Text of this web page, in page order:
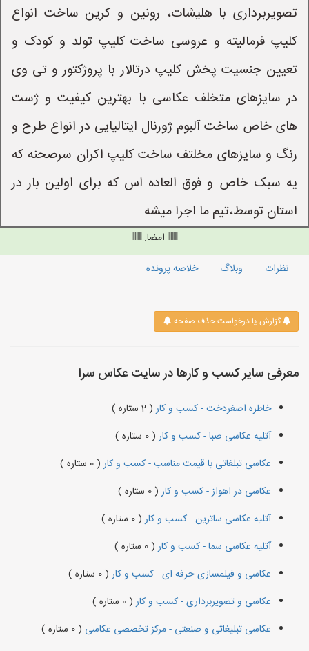
تصویربرداری با هلیشات، رونین و کرین ساخت انواع
کلیپ فرمالیته و عروسی ساخت کلیپ تولد و کودک و
تعیین جنسیت پخش کلیپ درتالار با پروژکتور و تی وی
در سایزهای متخلف عکاسی با بهترین کیفیت و ژست
های خاص ساخت آلبوم ژورنال ایتالیایی در انواع طرح و
رنگ و سایزهای مخلتف ساخت کلیپ اکران سرصحنه که
یه سبک خاص و فوق العاده اس که برای اولین بار در
استان توسط،تیم ما اجرا میشه
امضا:
نظرات
وبلاگ خلاصه پرونده
گزارش یا درخواست حذف صفحه
معرفی سایر کسب و کارها در سایت عکاس سرا
خاطره اصغردخت - کسب و کار( 2 ستاره )
آتلیه عکاسی صبا - کسب و کار( 0 ستاره )
عکاسی تبلغاتی با قیمت مناسب - کسب و کار( 0 ستاره )
عکاسی در اهواز - کسب و کار( 0 ستاره )
آتلیه عکاسی ساترین - کسب و کار( 0 ستاره )
آتلیه عکاسی سما - کسب و کار( 0 ستاره )
عکاسی و فیلمسازی حرفه ای - کسب و کار( 0 ستاره )
عکاسی و تصویربرداری - کسب و کار( 0 ستاره )
عکاسی تبلیغاتی و صنعتی - مرکز تخصصی عکاسی ( 0 ستاره )